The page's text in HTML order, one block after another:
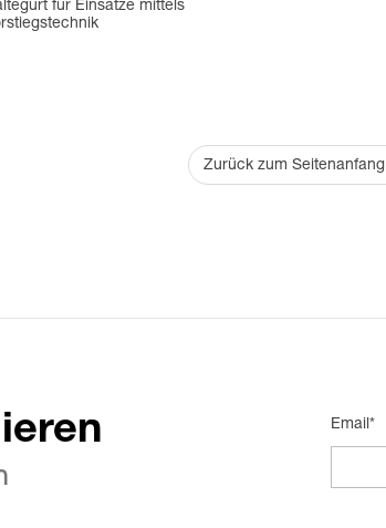
für Einsätze mittels
Zurück zum Seitenanfang
Email*